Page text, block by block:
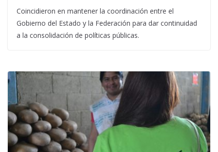
Coincidieron en mantener la coordinación entre el
Gobierno del Estado y la Federación para dar continuidad
a la consolidación de políticas públicas.